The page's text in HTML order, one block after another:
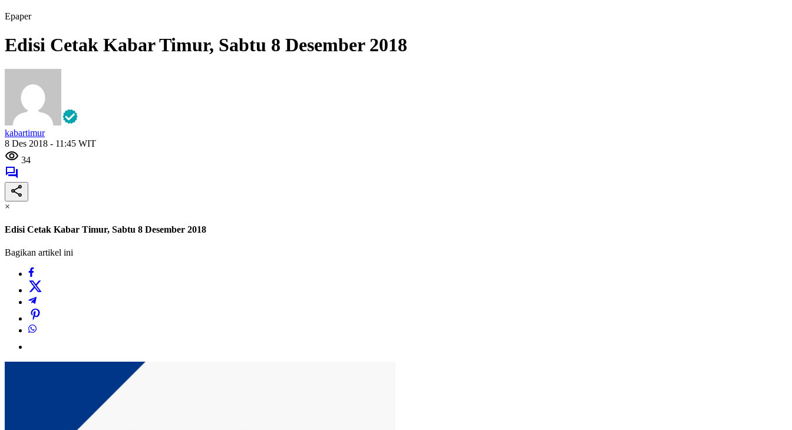
Epaper
Edisi Cetak Kabar Timur, Sabtu 8 Desember 2018
kabartimur
8 Des 2018 - 11:45 WIT
34
×
Edisi Cetak Kabar Timur, Sabtu 8 Desember 2018
Bagikan artikel ini